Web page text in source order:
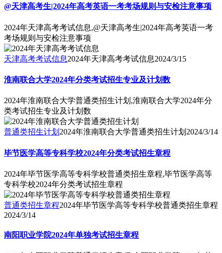
@天津高考生|2024年高考英语一考考场规则与安检注意事项
2024年天津高考考试信息,@天津高考生|2024年高考英语一考
考场规则与安检注意事项
天津高考考试信息2024年天津高考考试信息2024/3/15
淮南联合大学2024年分类考试招生专业及计划数
2024年淮南联合大学普通类招生计划,淮南联合大学2024年分
类考试招生专业及计划数
普通类招生计划 2024年淮南联合大学普通类招生计划 2024/3/14
毕节医学高等专科学校2024年分类考试招生章程
2024年毕节医学高等专科学校普通类招生章程,毕节医学高等
专科学校2024年分类考试招生章程
普通类招生章程2024年毕节医学高等专科学校普通类招生章程
2024/3/14
南阳职业学院2024年单独考试招生章程